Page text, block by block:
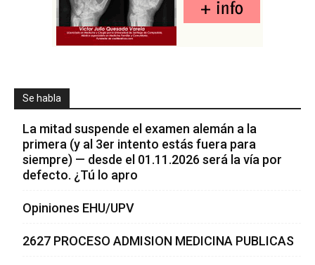
Se habla
La mitad suspende el examen alemán a la
primera (y al 3er intento estás fuera para
siempre) — desde el 01.11.2026 será la vía por
defecto. ¿Tú lo apro
Opiniones EHU/UPV
2627 PROCESO ADMISION MEDICINA PUBLICAS